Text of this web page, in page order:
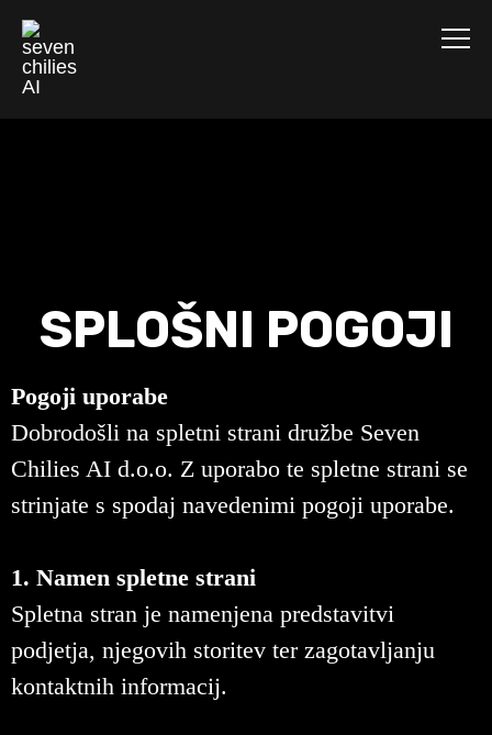
SPLOŠNI POGOJI
Pogoji uporabe
Dobrodošli na spletni strani družbe Seven
Chilies AI d.o.o. Z uporabo te spletne strani se
strinjate s spodaj navedenimi pogoji uporabe.
1. Namen spletne strani
Spletna stran je namenjena predstavitvi
podjetja, njegovih storitev ter zagotavljanju
kontaktnih informacij.